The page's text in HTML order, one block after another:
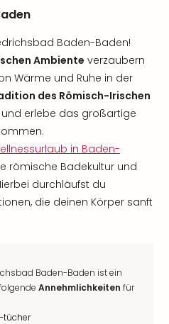
Baden-Baden!
Ambiente verzaubern
Wärme und Ruhe in der
des Römisch-Irischen
und erlebe das großartige
in Baden-
römische Badekultur und
durchläufst du
die deinen Körper sanft
Baden-Baden ist ein
Annehmlichkeiten für
tücher